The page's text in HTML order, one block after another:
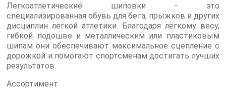
Легкоатлетические шиповки - это
специализированная обувь для бега, прыжков и других
дисциплин лёгкой атлетики. Благодаря лёгкому весу,
гибкой подошве и металлическим или пластиковым
шипам они обеспечивают максимальное сцепление с
дорожкой и помогают спортсменам достигать лучших
результатов.
Ассортимент